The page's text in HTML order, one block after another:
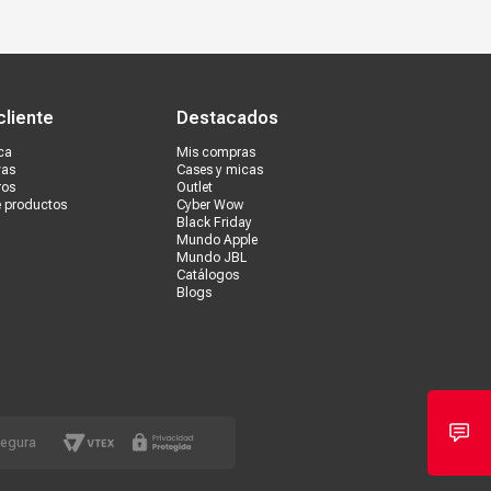
productos
Destacados
Mis compras
Cases y micas
Outlet
Cyber Wow
Black Friday
Mundo Apple
Mundo JBL
Catálogos
Blogs